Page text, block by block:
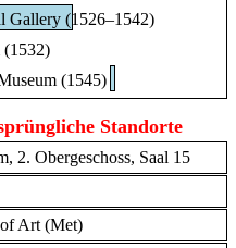
Gallery (1526–1542)
(1532)
(1545)
Standorte
2. Obergeschoss, Saal 15
Art (Met)